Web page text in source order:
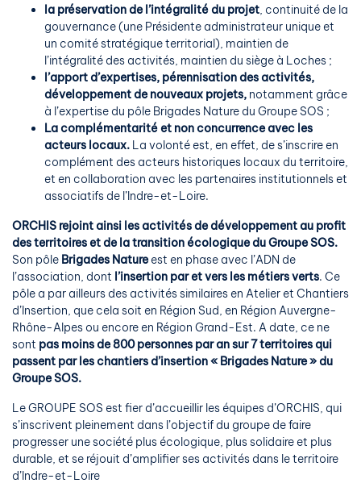
la préservation de l’intégralité du projet , continuité de la
gouvernance (une Présidente administrateur unique et
un comité stratégique territorial), maintien de
l’intégralité des activités, maintien du siège à Loches ;
l’apport d’expertises, pérennisation des activités,
développement de nouveaux projets, notamment grâce
à l’expertise du pôle Brigades Nature du Groupe SOS ;
La complémentarité et non concurrence avec les
acteurs locaux. La volonté est, en effet, de s’inscrire en
complément des acteurs historiques locaux du territoire,
et en collaboration avec les partenaires institutionnels et
associatifs de l’Indre-et-Loire.
ORCHIS rejoint ainsi les activités de développement au profit
des territoires et de la transition écologique du Groupe SOS.
Son pôle Brigades Natureest en phase avec l’ADN de
l’association, dont l’insertion par et vers les métiers verts. Ce
pôle a par ailleurs des activités similaires en Atelier et Chantiers
d’Insertion, que cela soit en Région Sud, en Région Auvergne-
Rhône-Alpes ou encore en Région Grand-Est. A date, ce ne
sont pas moins de 800 personnes par an sur 7 territoires qui
passent par les chantiers d’insertion « Brigades Nature » du
Groupe SOS.
Le GROUPE SOS est fier d’accueillir les équipes d’ORCHIS, qui
s’inscrivent pleinement dans l’objectif du groupe de faire
progresser une société plus écologique, plus solidaire et plus
durable, et se réjouit d’amplifier ses activités dans le territoire
d’Indre-et-Loire